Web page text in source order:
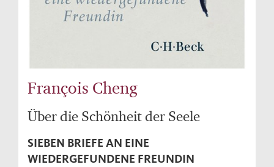
François Cheng
Über die Schönheit der Seele
SIEBEN BRIEFE AN EINE
WIEDERGEFUNDENE FREUNDIN